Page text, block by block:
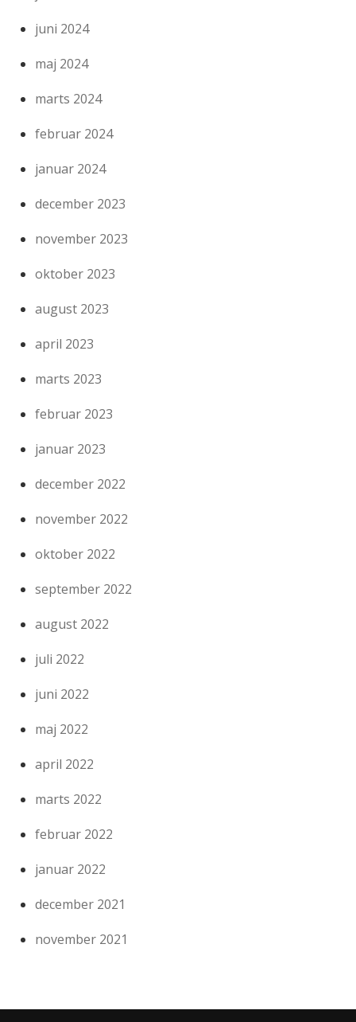
juni 2024
maj 2024
marts 2024
februar 2024
januar 2024
december 2023
november 2023
oktober 2023
august 2023
april 2023
marts 2023
februar 2023
januar 2023
december 2022
november 2022
oktober 2022
september 2022
august 2022
juli 2022
juni 2022
maj 2022
april 2022
marts 2022
februar 2022
januar 2022
december 2021
november 2021